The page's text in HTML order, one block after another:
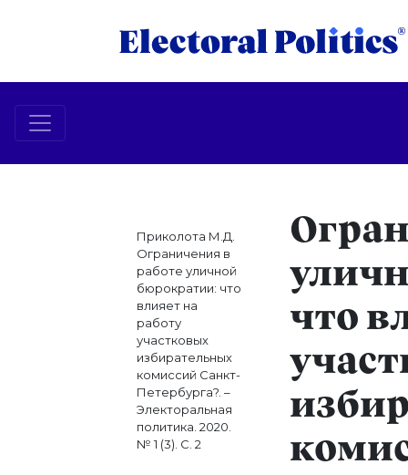
Приколота М.Д.
Ограничения в
работе уличной
бюрократии: что
влияет на
работу
участковых
избирательных
комиссий Санкт-
Петербурга?. –
Электоральная
политика. 2020.
№ 1 (3). С. 2
что